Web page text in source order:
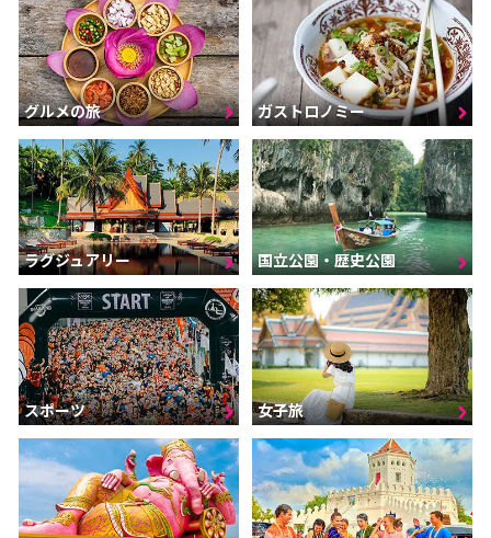
グルメの旅 ガストロノミー
ラグジュアリー 国立公園・歴史公園
スポーツ 女子旅